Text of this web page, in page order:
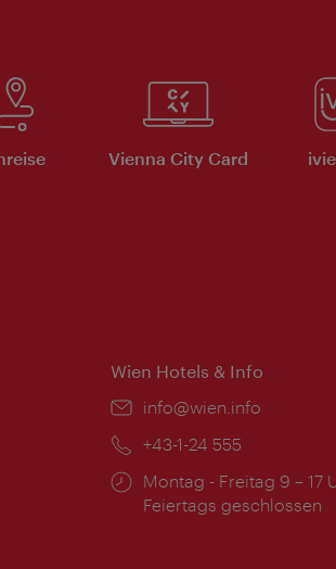
Vienna City Card
Wien Hotels & Info
Email:
info@wien.info
Telefon:
+43-1-24 555
Öffnungszeiten:
Montag - Freitag 9 – 17
Feiertags geschlossen